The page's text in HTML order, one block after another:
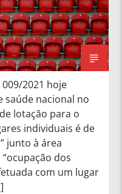
2021 hoje
saúde nacional no
lotação para o
individuais é de
junto à área
dos
com um lugar